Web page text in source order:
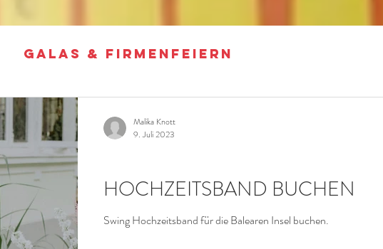
GALAS & FIRMENFEIERN
SHOOTINGS & VIDEO DREHS
MUSIK im Retro Pop Stil
(KI)
HOCHZEITSBAND BUCHEN
Swing Hochzeitsband für die Balearen Insel buchen.
Malika Knott
9. Juli 2023